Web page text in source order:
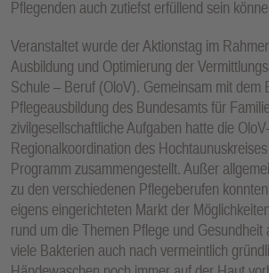
Pflegenden auch zutiefst erfüllend sein
Veranstaltet wurde der Aktionstag im
Ausbildung und Optimierung der
Schule – Beruf (OloV). Gemeinsam mit dem
Pflegeausbildung des Bundesamts für
zivilgesellschaftliche Aufgaben hatte die OloV-
Regionalkoordination des
Programm zusammengestellt. Außer
zu den verschiedenen Pflegeberufen
eigens eingerichteten Markt der
rund um die Themen Pflege und Gesundheit
viele Bakterien auch nach vermeintlich